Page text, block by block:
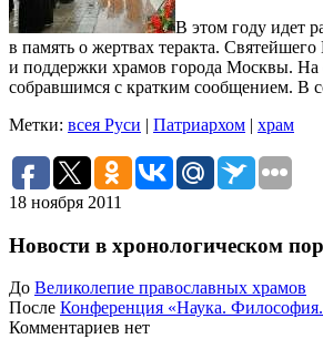
В этом году идет
в память о жертвах теракта.
и поддержки храмов города Москвы. На
собравшимся с кратким сообщением. В
Метки: всея Руси | Патриархом | храм
18 ноября 2011
Новости в хронологическом
До Великолепие православных храмов
После Конференция «Наука.
Комментариев нет